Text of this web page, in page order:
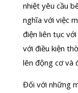
nhiệt yêu cầu
nghĩa với việc
điện liên tục
với điều kiện
lên động cơ và
Đối với những